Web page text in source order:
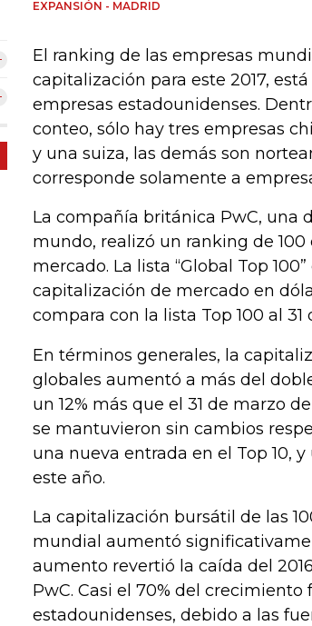
EXPANSIÓN - MADRID
El ranking de las empresas
capitalización para este 2017,
empresas estadounidenses.
conteo, sólo hay tres empresas
y una suiza, las demás son
corresponde solamente a
La compañía británica PwC, una
mundo, realizó un ranking de
mercado. La lista “Global Top
capitalización de mercado en
compara con la lista Top 100 al
En términos generales, la
globales aumentó a más del
un 12% más que el 31 de marzo
se mantuvieron sin cambios
una nueva entrada en el Top 10,
este año.
La capitalización bursátil de las
mundial aumentó
aumento revertió la caída del
PwC. Casi el 70% del
estadounidenses, debido a las